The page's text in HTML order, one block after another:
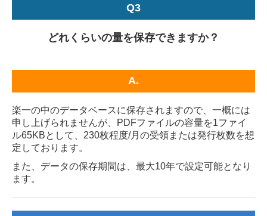
Q3
どれくらいの量を保存できますか？
A.
楽一の中のデータベースに保存されますので、一概には
申し上げられませんが、PDFファイルの容量を1ファイ
ル65KBとして、230枚程度/月の受領または発行枚数を想
定しております。
また、データの保存期間は、最大10年で設定可能となり
ます。